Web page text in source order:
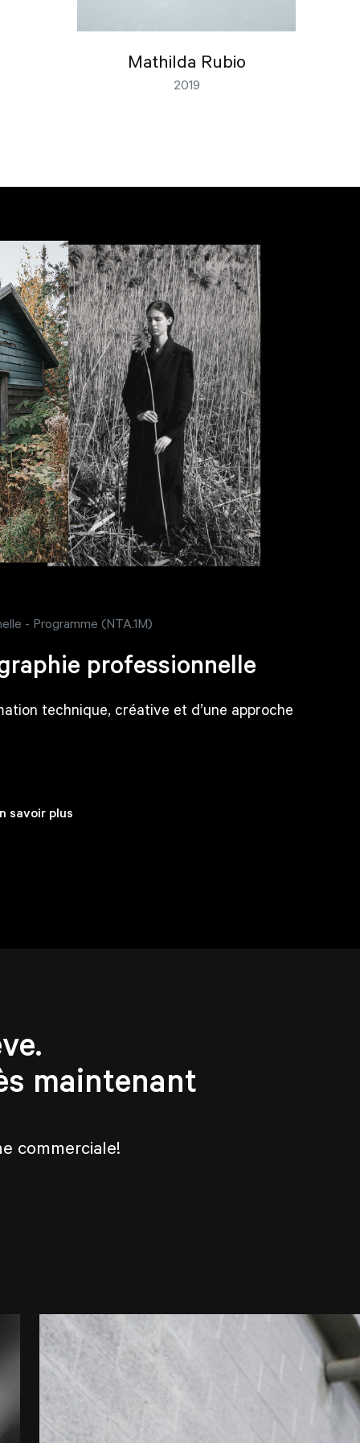
Mathilda Rubio
2019
- Programme (NTA.1M)
professionnelle
technique, créative et d’une approche
savoir plus
maintenant
commerciale!